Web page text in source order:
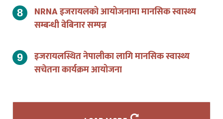
सम्बन्धी वेबिनार सम्पन्न
सचेतना कार्यक्रम आयोजना